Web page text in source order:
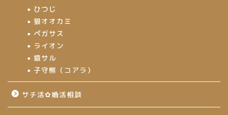
ひつじ
狼オオカミ
ペガサス
ライオン
猿サル
子守熊（コアラ）
サチ活✿婚活相談